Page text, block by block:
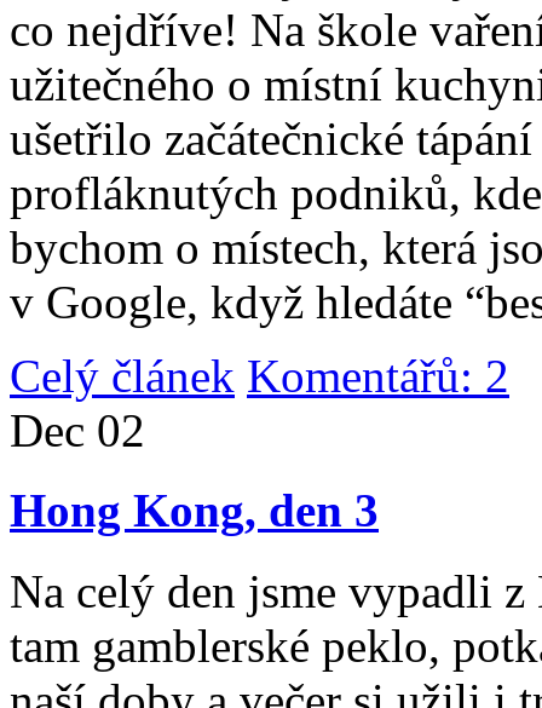
co nejdříve! Na škole
užitečného o místní
ušetřilo začátečnické
profláknutých podniků,
bychom o místech, která
v Google, když hledáte
Celý článek Komentářů: 2
Dec 02
Hong Kong, den 3
Na celý den jsme vypadli
tam gamblerské peklo,